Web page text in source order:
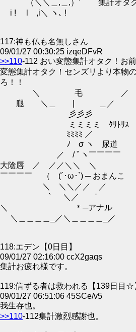
（＼＼＿,＿,）' 集計オタク今
i ! l ,i＼ ヽ､ !
117:神も仏も名無しさん
09/01/27 00:30:25 izqeDFvR
>>110-112 おい変態集計オタク！お
変態集計オタク！センズリより本物
ろ！！
＼ 毛 ／
腿 ＼＿ | ＿／
彡彡彡
ミミミミ ｸﾘﾄﾘｽ
ﾐﾐﾐﾐ ／￣￣￣￣
ﾉ σ ヽ 尿道
／ / ﾟヽ￣￣￣￣
大陰唇 ／ ／／＼＼ ＼
￣￣￣￣ （ (´･ω･`) ─ おまんこ
＼ ＼＼／／ ／
` ＼／ '
＼ ＊─アナル
＼＿＿＿＿_／＼＿＿＿＿_／
118:エデン【0日目】
09/01/27 02:16:00 ccX2gaqs
集計お疲れ様です。
119:信ずる者は救われる【139日目
09/01/27 06:51:06 45SCe/v5
我生存也。
>>110-112集計激烈感謝也。